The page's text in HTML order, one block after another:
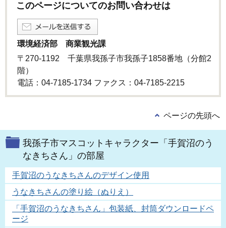
このページについてのお問い合わせは
環境経済部 商業観光課
〒270-1192 千葉県我孫子市我孫子1858番地（分館2
階）
電話：04-7185-1734 ファクス：04-7185-2215
ページの先頭へ
我孫子市マスコットキャラクター「手賀沼のう
なきちさん」の部屋
手賀沼のうなきちさんのデザイン使用
うなきちさんの塗り絵（ぬりえ）
「手賀沼のうなきちさん」包装紙、封筒ダウンロードペ
ージ